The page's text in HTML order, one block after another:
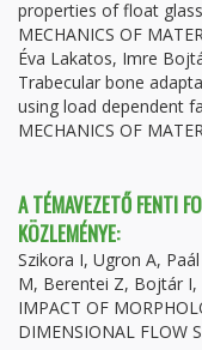
properties of float glass
MECHANICS OF
Éva Lakatos, Imre
Trabecular bone
using load dependent
MECHANICS OF
A TÉMAVEZETŐ FENTI
KÖZLEMÉNYE:
Szikora I, Ugron A,
M, Berentei Z, Bojtár I,
IMPACT OF
DIMENSIONAL FLOW